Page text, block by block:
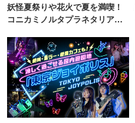
妖怪夏祭りや花火で夏を満喫！
コニカミノルタプラネタリア